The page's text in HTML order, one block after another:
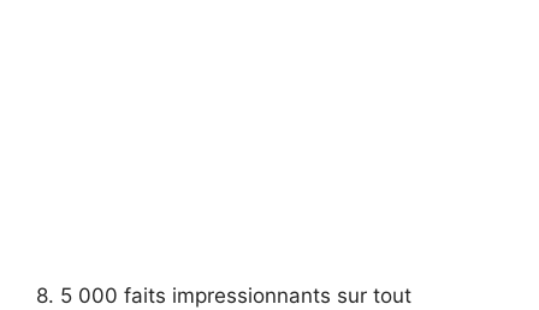
8. 5 000 faits impressionnants sur tout